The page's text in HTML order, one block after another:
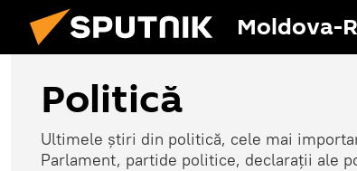
Moldova-
Politică
Ultimele știri din politică, cele mai
Parlament, partide politice, declarații ale